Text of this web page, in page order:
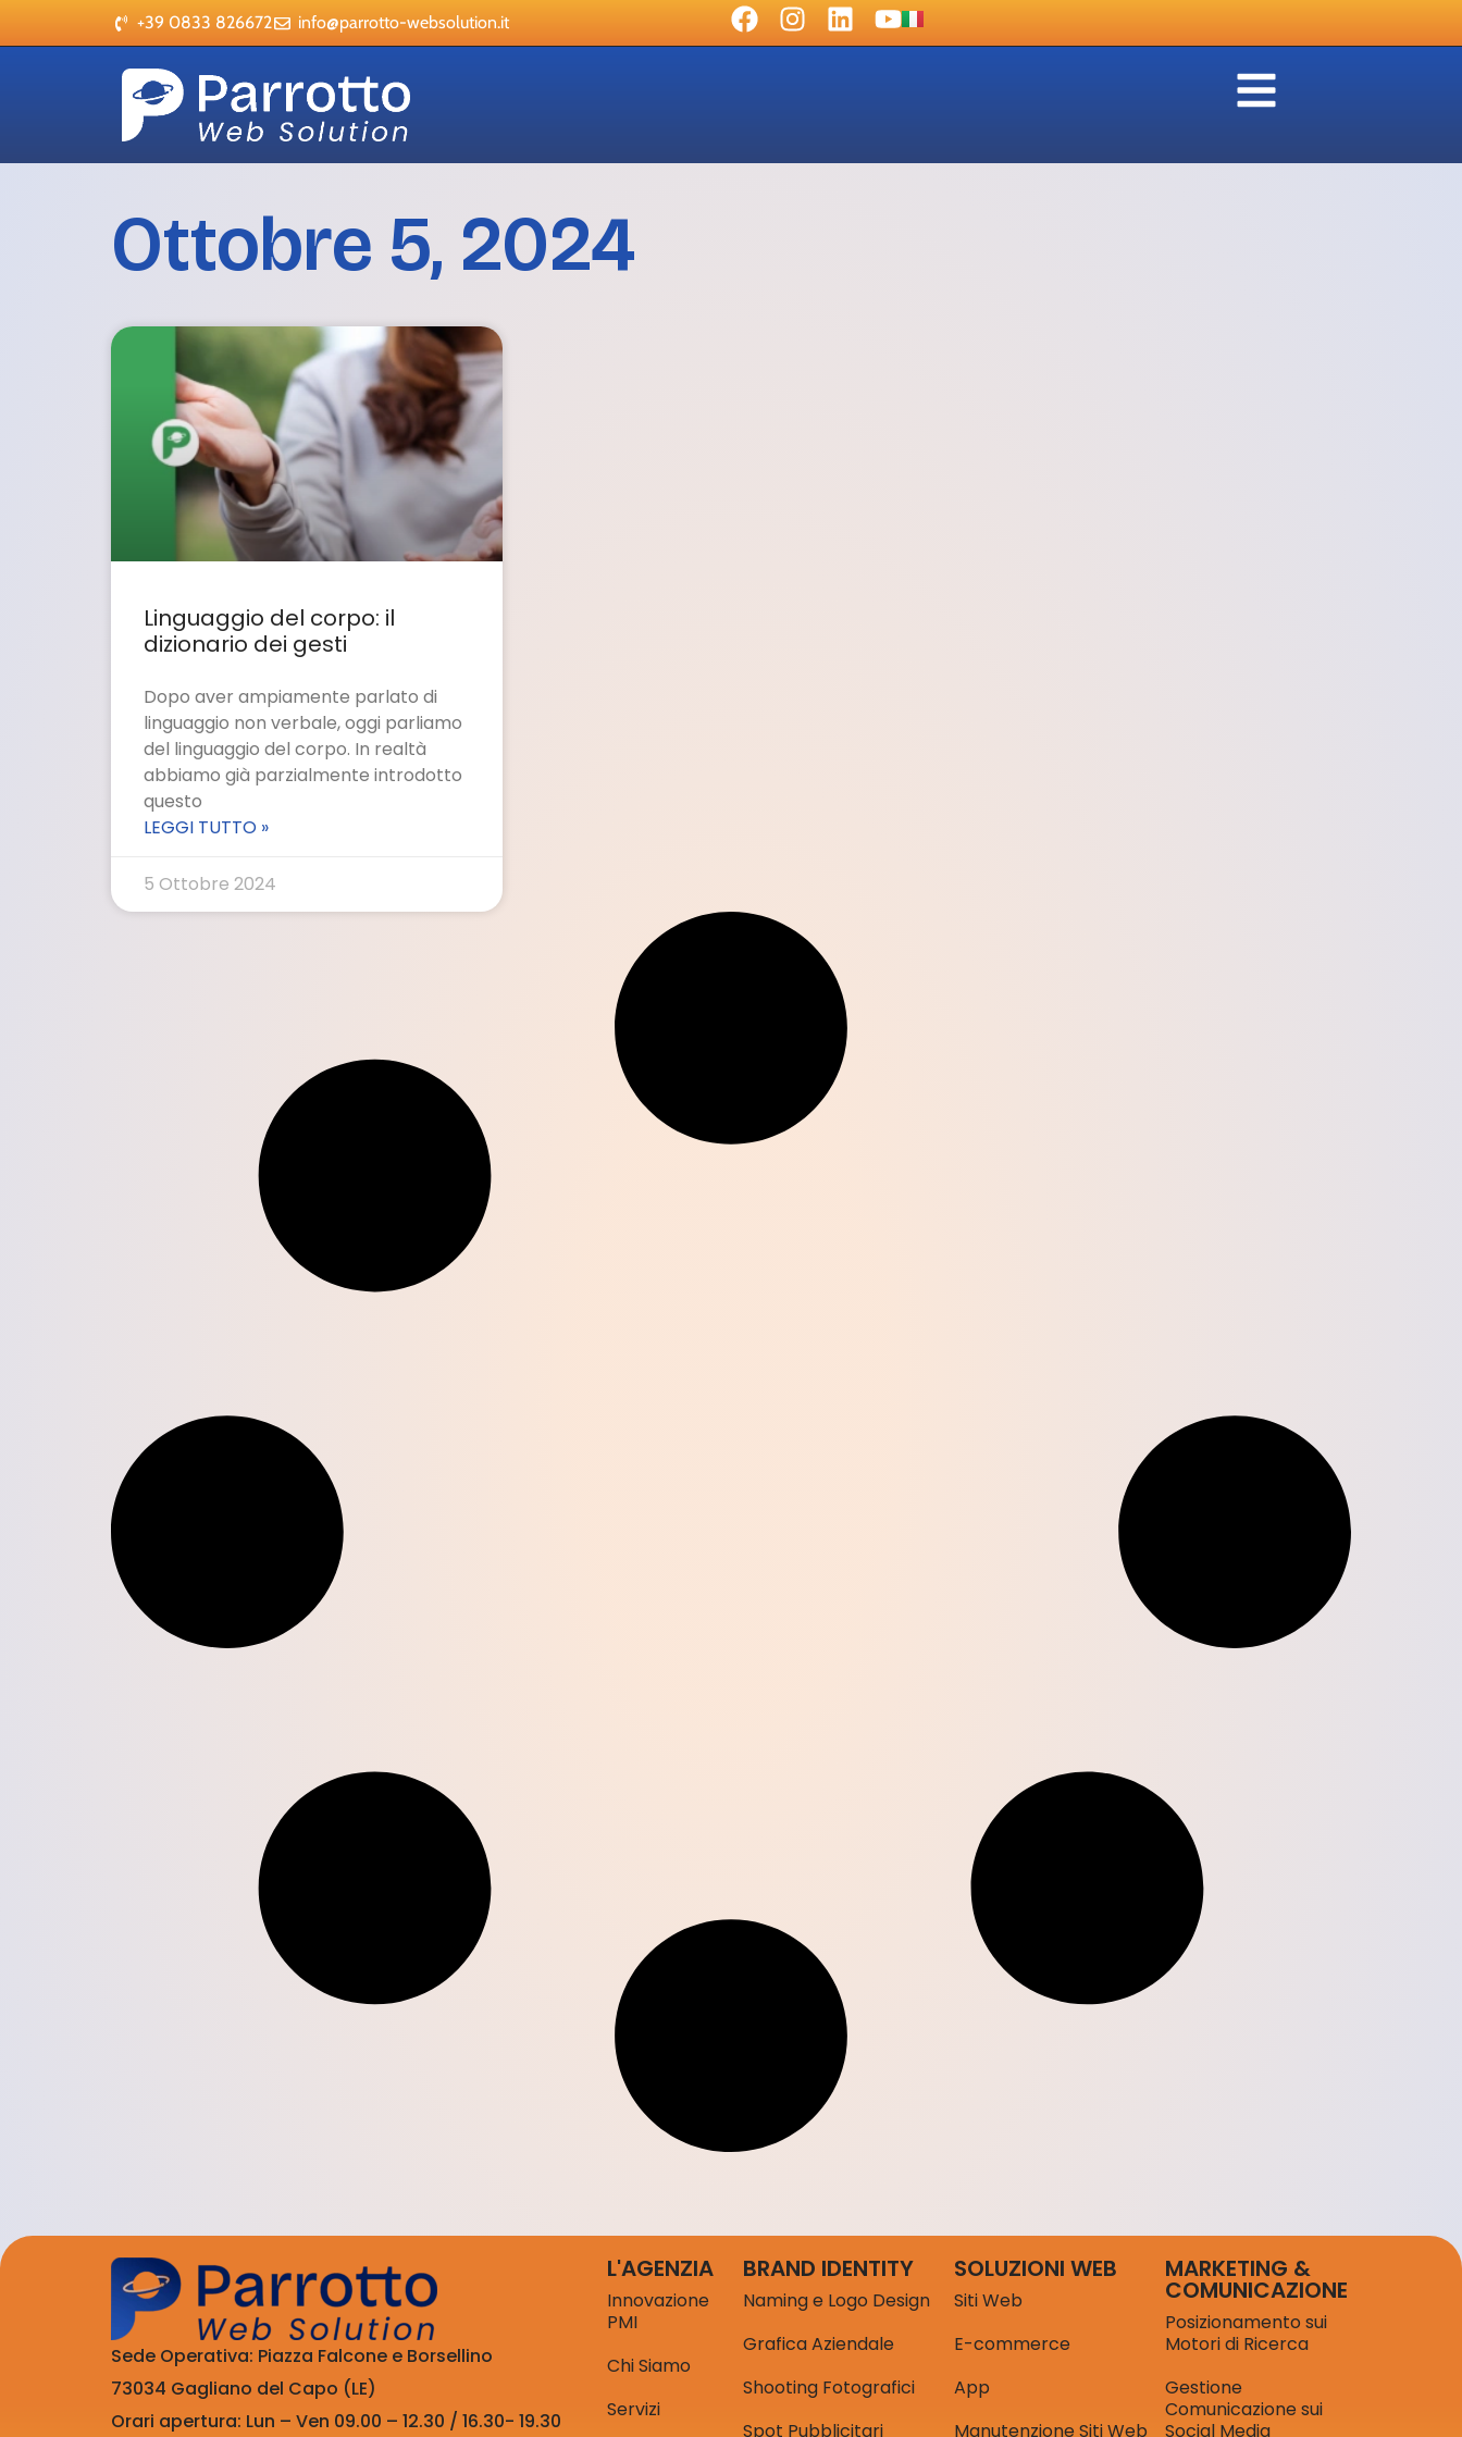
+39 0833 826672 info@parrotto-websolution.it
Ottobre 5, 2024
Linguaggio del corpo: il
dizionario dei gesti
Dopo aver ampiamente parlato di
linguaggio non verbale, oggi parliamo
del linguaggio del corpo. In realtà
abbiamo già parzialmente introdotto
questo
LEGGI TUTTO »
5 Ottobre 2024
Sede Operativa: Piazza Falcone e Borsellino
73034 Gagliano del Capo (LE)
Orari apertura: Lun – Ven 09.00 – 12.30 / 16.30- 19.30
L'AGENZIA
Innovazione
PMI
Chi Siamo
Servizi
BRAND IDENTITY
Naming e Logo Design
Grafica Aziendale
Shooting Fotografici
Spot Pubblicitari
SOLUZIONI WEB
Siti Web
E-commerce
App
Manutenzione Siti Web
MARKETING &
COMUNICAZIONE
Posizionamento sui
Motori di Ricerca
Gestione
Comunicazione sui
Social Media